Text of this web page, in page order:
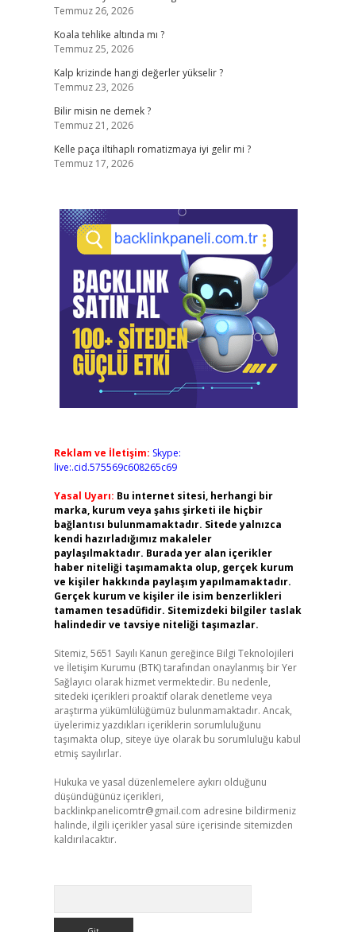
Temmuz 26, 2026
Koala tehlike altında mı ?
Temmuz 25, 2026
Kalp krizinde hangi değerler yükselir ?
Temmuz 23, 2026
Bilir misin ne demek ?
Temmuz 21, 2026
Kelle paça iltihaplı romatizmaya iyi gelir mi ?
Temmuz 17, 2026
Reklam ve İletişim: Skype:
live:.cid.575569c608265c69
Yasal Uyarı: Bu internet sitesi, herhangi bir
marka, kurum veya şahıs şirketi ile hiçbir
bağlantısı bulunmamaktadır. Sitede yalnızca
kendi hazırladığımız makaleler
paylaşılmaktadır. Burada yer alan içerikler
haber niteliği taşımamakta olup, gerçek kurum
ve kişiler hakkında paylaşım yapılmamaktadır.
Gerçek kurum ve kişiler ile isim benzerlikleri
tamamen tesadüfidir. Sitemizdeki bilgiler taslak
halindedir ve tavsiye niteliği taşımazlar.
Sitemiz, 5651 Sayılı Kanun gereğince Bilgi Teknolojileri
ve İletişim Kurumu (BTK) tarafından onaylanmış bir Yer
Sağlayıcı olarak hizmet vermektedir. Bu nedenle,
sitedeki içerikleri proaktif olarak denetleme veya
araştırma yükümlülüğümüz bulunmamaktadır. Ancak,
üyelerimiz yazdıkları içeriklerin sorumluluğunu
taşımakta olup, siteye üye olarak bu sorumluluğu kabul
etmiş sayılırlar.
Hukuka ve yasal düzenlemelere aykırı olduğunu
düşündüğünüz içerikleri,
backlinkpanelicomtr@gmail.com adresine bildirmeniz
halinde, ilgili içerikler yasal süre içerisinde sitemizden
kaldırılacaktır.